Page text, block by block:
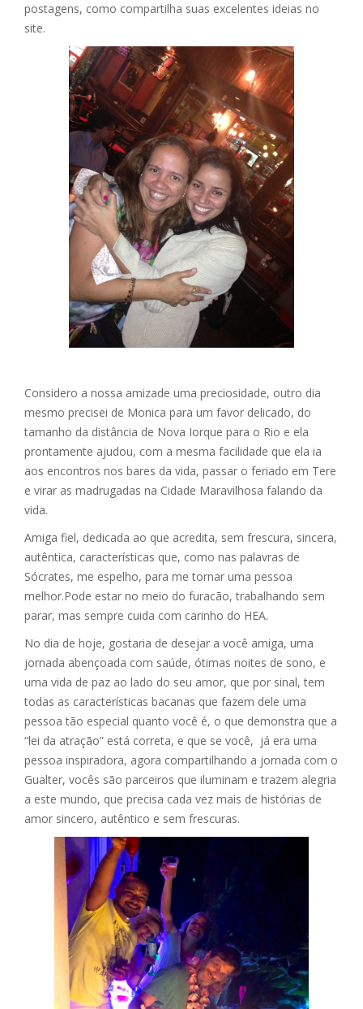
postagens, como compartilha suas excelentes ideias no
site.
Considero a nossa amizade uma preciosidade, outro dia
mesmo precisei de Monica para um favor delicado, do
tamanho da distância de Nova Iorque para o Rio e ela
prontamente ajudou, com a mesma facilidade que ela ia
aos encontros nos bares da vida, passar o feriado em Tere
e virar as madrugadas na Cidade Maravilhosa falando da
vida.
Amiga fiel, dedicada ao que acredita, sem frescura, sincera,
autêntica, características que, como nas palavras de
Sócrates, me espelho, para me tornar uma pessoa
melhor.Pode estar no meio do furacão, trabalhando sem
parar, mas sempre cuida com carinho do HEA.
No dia de hoje, gostaria de desejar a você amiga, uma
jornada abençoada com saúde, ótimas noites de sono, e
uma vida de paz ao lado do seu amor, que por sinal, tem
todas as características bacanas que fazem dele uma
pessoa tão especial quanto você é, o que demonstra que a
“lei da atração” está correta, e que se você, já era uma
pessoa inspiradora, agora compartilhando a jornada com o
Gualter, vocês são parceiros que iluminam e trazem alegria
a este mundo, que precisa cada vez mais de histórias de
amor sincero, autêntico e sem frescuras.